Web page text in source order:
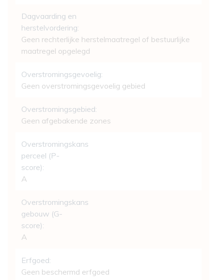
Dagvaarding en
herstelvordering:
Geen rechterlijke herstelmaatregel of bestuurlijke
maatregel opgelegd
Overstromingsgevoelig:
Geen overstromingsgevoelig gebied
Overstromingsgebied:
Geen afgebakende zones
Overstromingskans
perceel (P-
score):
A
Overstromingskans
gebouw (G-
score):
A
Erfgoed:
Geen beschermd erfgoed